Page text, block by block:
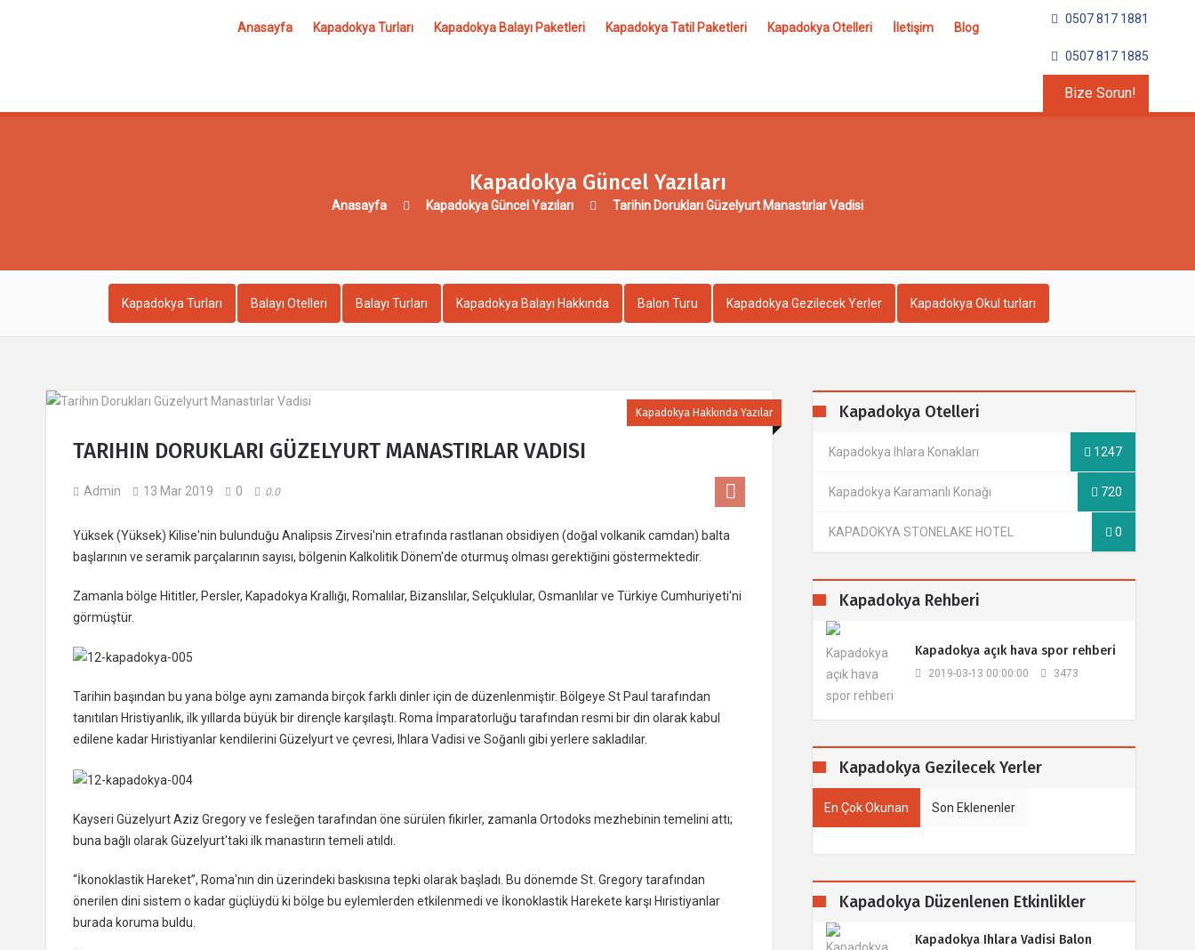
0507 817 1881
0507 817 1885
Bize Sorun!
Anasayfa Kapadokya Turları Kapadokya Balayı Paketleri Kapadokya Tatil Paketleri Kapadokya Otelleri İletişim Blog
Kapadokya Güncel Yazıları
Anasayfa Kapadokya Güncel Yazıları Tarihin Dorukları Güzelyurt Manastırlar Vadisi
Kapadokya Turları Balayı Otelleri Balayı Turları Kapadokya Balayı Hakkında Balon Turu Kapadokya Gezilecek Yerler Kapadokya Okul turları
Kapadokya Hakkında Yazılar
TARIHIN DORUKLARI GÜZELYURT MANASTIRLAR VADISI
Admin 13 Mar 2019 0 0.0
Yüksek (Yüksek) Kilise'nin bulunduğu Analipsis Zirvesi'nin etrafında rastlanan obsidiyen (doğal volkanik camdan) balta
başlarının ve seramik parçalarının sayısı, bölgenin Kalkolitik Dönem'de oturmuş olması gerektiğini göstermektedir.
Zamanla bölge Hititler, Persler, Kapadokya Krallığı, Romalılar, Bizanslılar, Selçuklular, Osmanlılar ve Türkiye Cumhuriyeti'ni
görmüştür.
Tarihin başından bu yana bölge aynı zamanda birçok farklı dinler için de düzenlenmiştir. Bölgeye St Paul tarafından
tanıtılan Hristiyanlık, ilk yıllarda büyük bir dirençle karşılaştı. Roma İmparatorluğu tarafından resmi bir din olarak kabul
edilene kadar Hıristiyanlar kendilerini Güzelyurt ve çevresi, Ihlara Vadisi ve Soğanlı gibi yerlere sakladılar.
Kayseri Güzelyurt Aziz Gregory ve fesleğen tarafından öne sürülen fikirler, zamanla Ortodoks mezhebinin temelini attı;
buna bağlı olarak Güzelyurt'taki ilk manastırın temeli atıldı.
“İkonoklastik Hareket”, Roma'nın din üzerindeki baskısına tepki olarak başladı. Bu dönemde St. Gregory tarafından
önerilen dini sistem o kadar güçlüydü ki bölge bu eylemlerden etkilenmedi ve İkonoklastik Harekete karşı Hıristiyanlar
burada koruma buldu.
Kapadokya Otelleri
Kapadokya Ihlara Konakları 1247
Kapadokya Karamanlı Konağı 720
KAPADOKYA STONELAKE HOTEL 0
Kapadokya Rehberi
​Kapadokya açık hava spor rehberi
2019-03-13 00:00:00 3473
Kapadokya Gezilecek Yerler
En Çok Okunan Son Eklenenler
Kapadokya Düzenlenen Etkinlikler
Kapadokya Ihlara Vadisi Balon